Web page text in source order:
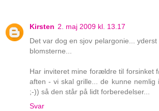
Kirsten 2. maj 2009 kl. 13.17
Det var dog en sjov pelargonie... yderst
blomsterne...
Har inviteret mine forældre til forsinket
aften - vi skal grille... de kunne nemlig
;-)) så den står på lidt forberedelser...
Svar